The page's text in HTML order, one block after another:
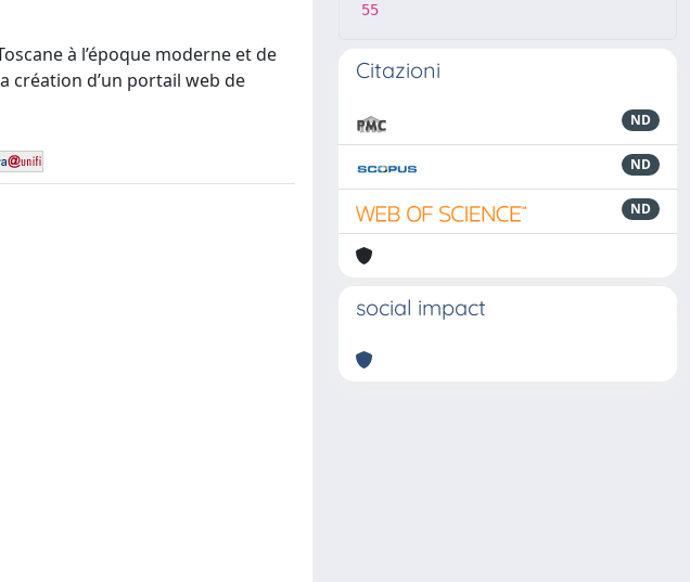
à l’époque moderne et de
création d’un portail web de
55
Citazioni
ND
ND
ND
social impact